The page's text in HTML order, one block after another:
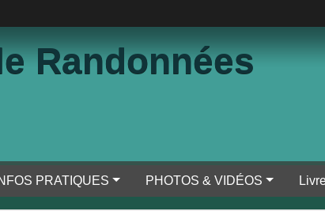
Randonnées
PRATIQUES PHOTOS & VIDÉOS